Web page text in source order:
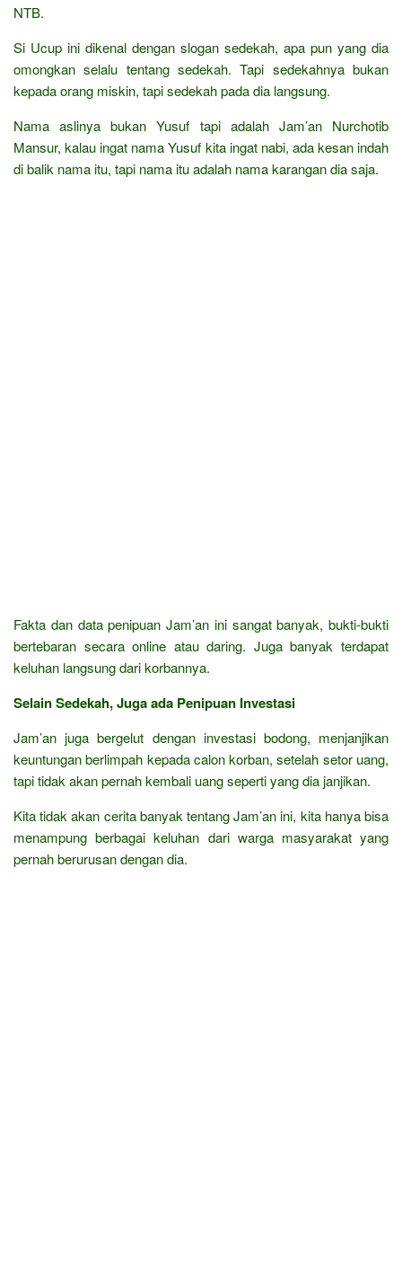
NTB.
Si Ucup ini dikenal dengan slogan sedekah, apa pun yang dia
omongkan selalu tentang sedekah. Tapi sedekahnya bukan
kepada orang miskin, tapi sedekah pada dia langsung.
Nama aslinya bukan Yusuf tapi adalah Jam’an Nurchotib
Mansur, kalau ingat nama Yusuf kita ingat nabi, ada kesan indah
di balik nama itu, tapi nama itu adalah nama karangan dia saja.
Fakta dan data penipuan Jam’an ini sangat banyak, bukti-bukti
bertebaran secara online atau daring. Juga banyak terdapat
keluhan langsung dari korbannya.
Selain Sedekah, Juga ada Penipuan Investasi
Jam’an juga bergelut dengan investasi bodong, menjanjikan
keuntungan berlimpah kepada calon korban, setelah setor uang,
tapi tidak akan pernah kembali uang seperti yang dia janjikan.
Kita tidak akan cerita banyak tentang Jam’an ini, kita hanya bisa
menampung berbagai keluhan dari warga masyarakat yang
pernah berurusan dengan dia.